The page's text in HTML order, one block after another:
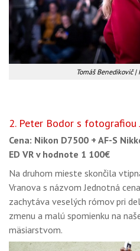
Tomáš Benedikovič
2. Peter Bodor s fotografiou
Cena: Nikon D7500 + AF-S
ED VR v hodnote 1 100€
Na druhom mieste skončila
Vranova s názvom Jednotná
zachytáva veselých rómov pri
zmenu a malú spomienku na
mäsiarstvom.